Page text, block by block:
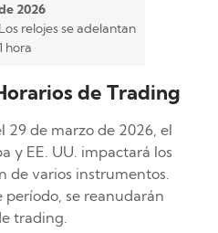
2026
Los relojes se adelantan
hora
de Trading
29 de marzo de 2026, el
y EE. UU. impactará los
de varios instrumentos.
período, se reanudarán
trading.